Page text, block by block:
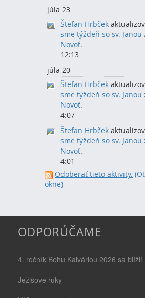
júla 23
Štefan Hrbček
sme týždeň so sv. Janou
Novoť.
12:13
júla 20
Štefan Hrbček
sme týždeň so sv. Janou
Novoť.
4:07
Štefan Hrbček
sme týždeň so sv. Janou
Novoť.
4:01
Odoberať tieto aktivity.
okne)
ODPORÚČAME
4. ročník Behu Kalváriou 2026 sa blíži!
Ježišove ruky